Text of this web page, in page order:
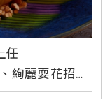
任
絢麗耍花招打